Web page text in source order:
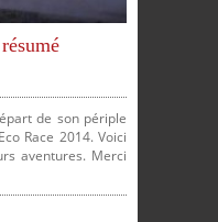
de son périple
Race 2014. Voici
aventures. Merci